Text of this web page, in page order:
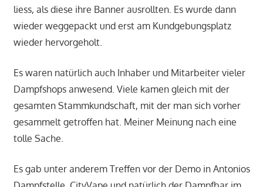
liess, als diese ihre Banner ausrollten. Es wurde dann
wieder weggepackt und erst am Kundgebungsplatz
wieder hervorgeholt.
Es waren natürlich auch Inhaber und Mitarbeiter vieler
Dampfshops anwesend. Viele kamen gleich mit der
gesamten Stammkundschaft, mit der man sich vorher
gesammelt getroffen hat. Meiner Meinung nach eine
tolle Sache.
Es gab unter anderem Treffen vor der Demo in Antonios